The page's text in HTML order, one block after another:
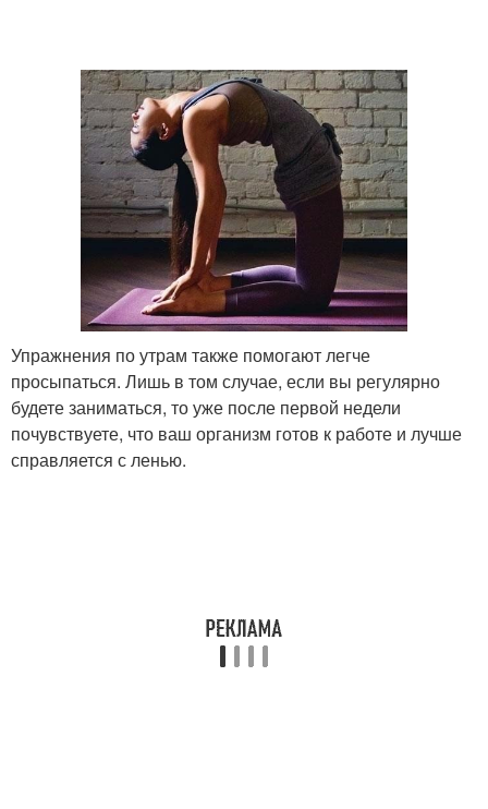
Упражнения по утрам также помогают легче
просыпаться. Лишь в том случае, если вы регулярно
будете заниматься, то уже после первой недели
почувствуете, что ваш организм готов к работе и лучше
справляется с ленью.